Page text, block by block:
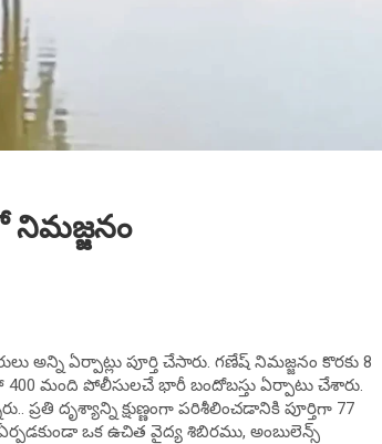
నిమజ్జనం
ఏర్పాట్లు పూర్తి చేసారు. గణేష్ నిమజ్జనం కొరకు 8
400 మంది పోలీసులచే భారీ బందోబస్తు ఏర్పాటు చేశారు.
ప్రతి దృశ్యాన్ని క్షుణ్ణంగా పరిశీలించడానికి పూర్తిగా 77
ఒక ఉచిత వైద్య శిబిరము, అంబులెన్స్